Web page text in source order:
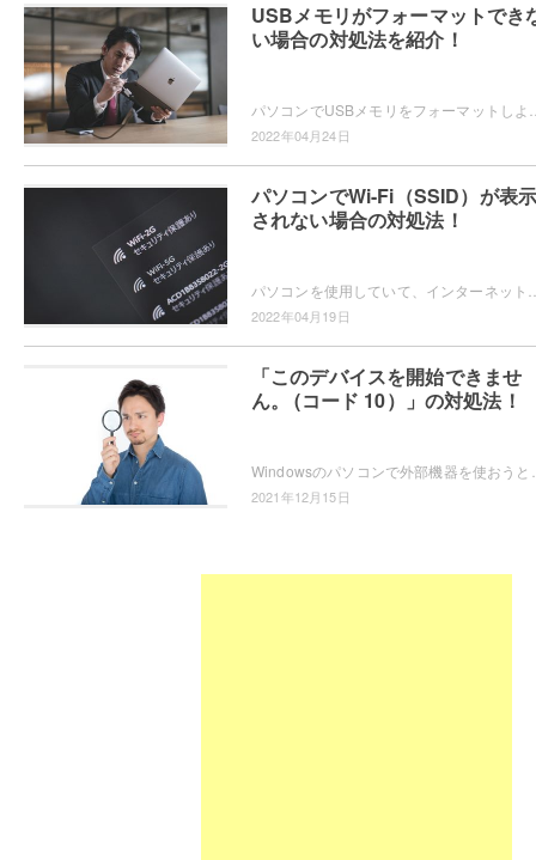
USBメモリがフォーマットでき
い場合の対処法を紹介！
2022年04月24日
パソコンでWi-Fi（SSID）が表
されない場合の対処法！
2022年04月19日
「このデバイスを開始できませ
ん。 (コード 10）」の対処法！
2021年12月15日